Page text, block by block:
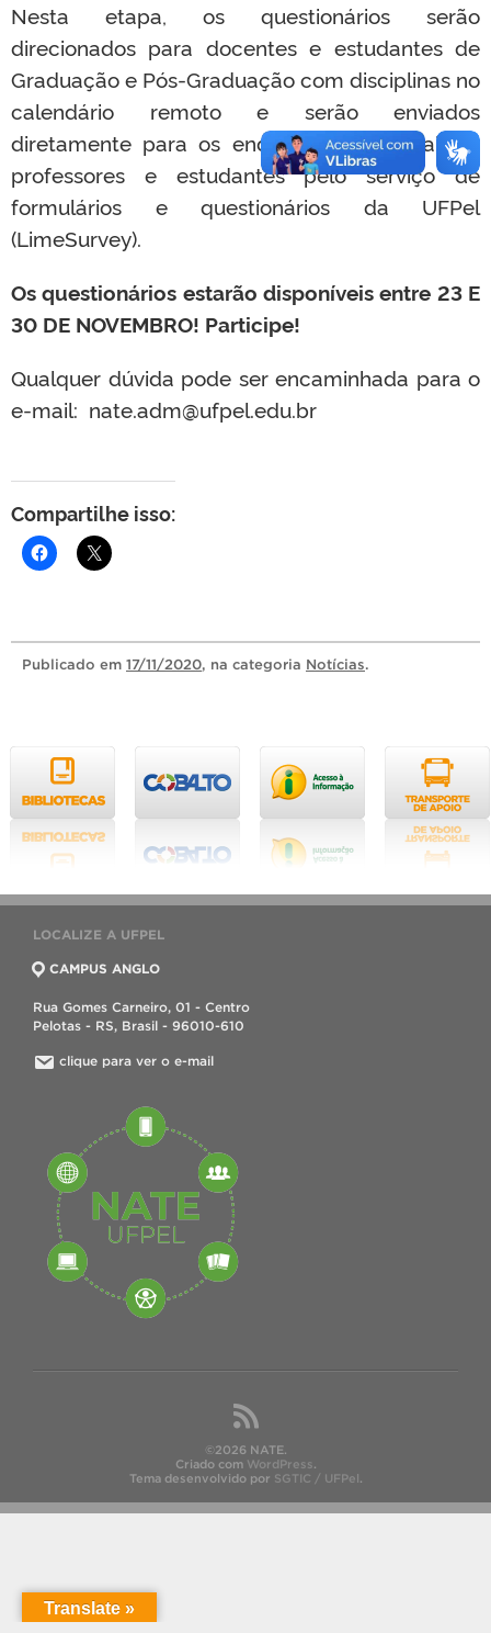
Nesta etapa, os questionários serão
direcionados para docentes e estudantes de
Graduação e Pós-Graduação com disciplinas no
calendário remoto e serão enviados
diretamente para os endereços de e-mail de
professores e estudantes pelo serviço de
formulários e questionários da UFPel
(LimeSurvey).
Os questionários estarão disponíveis entre 23 E
30 DE NOVEMBRO! Participe!
Qualquer dúvida pode ser encaminhada para o
e-mail: nate.adm@ufpel.edu.br
Compartilhe isso:
Publicado em 17/11/2020, na categoria Notícias.
LOCALIZE A UFPEL
CAMPUS ANGLO
Rua Gomes Carneiro, 01 - Centro
Pelotas - RS, Brasil - 96010-610
clique para ver o e-mail
©2026 NATE.
Criado com WordPress.
Tema desenvolvido por SGTIC / UFPel.
Translate »